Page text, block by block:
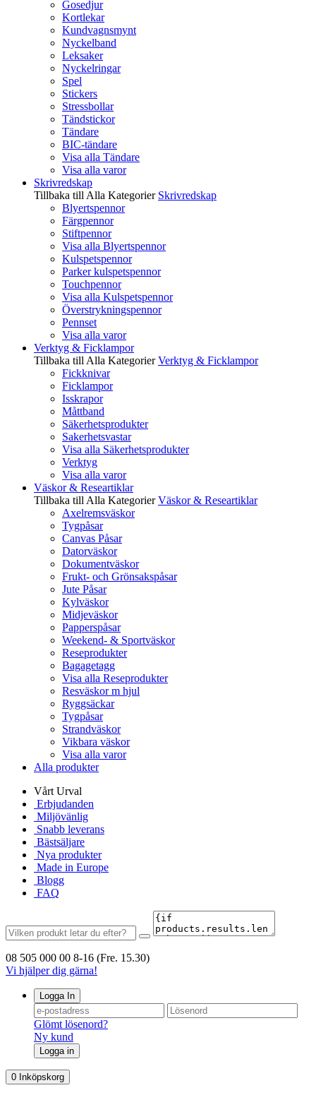
Gosedjur
Kortlekar
Kundvagnsmynt
Nyckelband
Leksaker
Nyckelringar
Spel
Stickers
Stressbollar
Tändstickor
Tändare
BIC-tändare
Visa alla Tändare
Visa alla varor
Skrivredskap
Tillbaka till Alla Kategorier Skrivredskap
Blyertspennor
Färgpennor
Stiftpennor
Visa alla Blyertspennor
Kulspetspennor
Parker kulspetspennor
Touchpennor
Visa alla Kulspetspennor
Överstrykningspennor
Pennset
Visa alla varor
Verktyg & Ficklampor
Tillbaka till Alla Kategorier Verktyg & Ficklampor
Fickknivar
Ficklampor
Isskrapor
Måttband
Säkerhetsprodukter
Sakerhetsvastar
Visa alla Säkerhetsprodukter
Verktyg
Visa alla varor
Väskor & Researtiklar
Tillbaka till Alla Kategorier Väskor & Researtiklar
Axelremsväskor
Tygpåsar
Canvas Påsar
Datorväskor
Dokumentväskor
Frukt- och Grönsakspåsar
Jute Påsar
Kylväskor
Midjeväskor
Papperspåsar
Weekend- & Sportväskor
Reseprodukter
Bagagetagg
Visa alla Reseprodukter
Resväskor m hjul
Ryggsäckar
Tygpåsar
Strandväskor
Vikbara väskor
Visa alla varor
Alla produkter
Vårt Urval
Erbjudanden
Miljövänlig
Snabb leverans
Bästsäljare
Nya produkter
Made in Europe
Blogg
FAQ
08 505 000 00 8-16 (Fre. 15.30)
Vi hjälper dig gärna!
Logga In
Glömt lösenord?
Ny kund
Logga in
0 Inköpskorg